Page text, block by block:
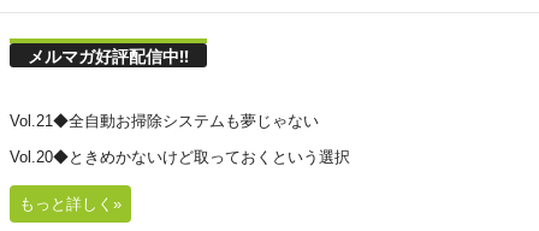
メルマガ好評配信中!!
Vol.21◆全自動お掃除システムも夢じゃない
Vol.20◆ときめかないけど取っておくという選択
もっと詳しく»